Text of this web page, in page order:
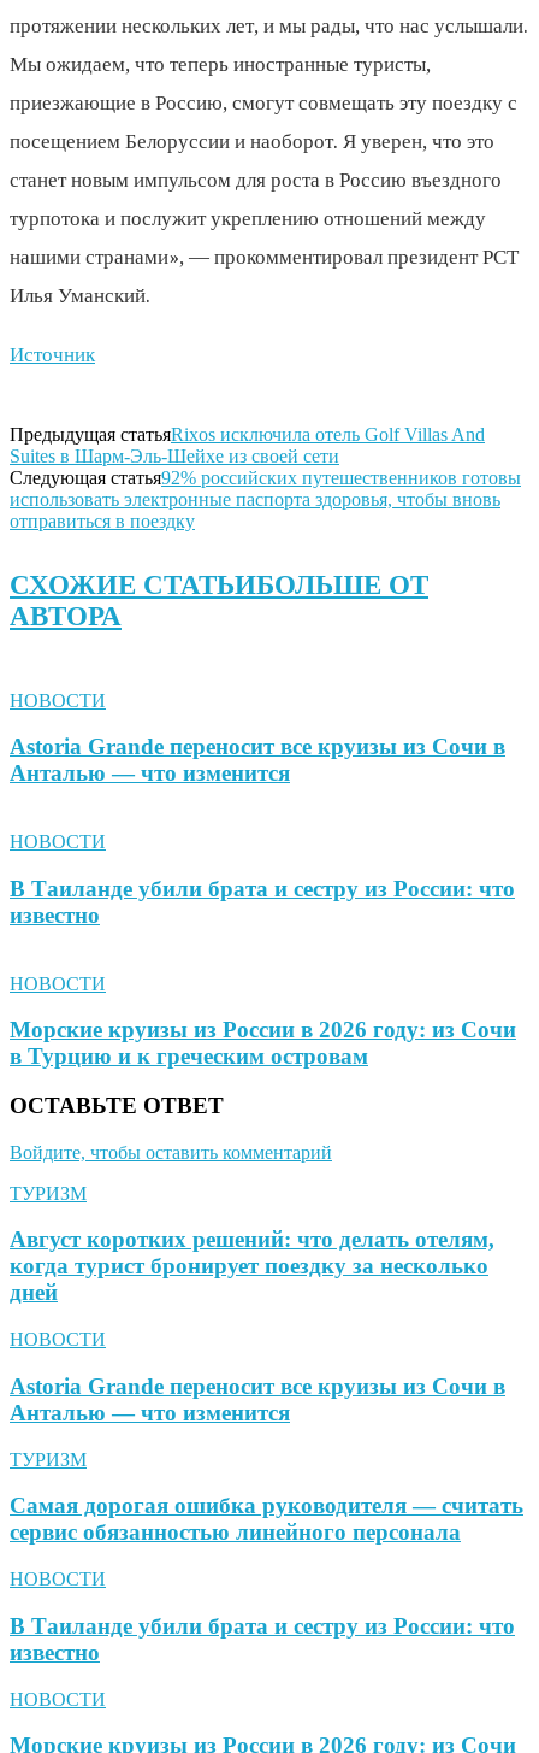
протяжении нескольких лет, и мы рады, что нас услышали.
Мы ожидаем, что теперь иностранные туристы,
приезжающие в Россию, смогут совмещать эту поездку с
посещением Белоруссии и наоборот. Я уверен, что это
станет новым импульсом для роста в Россию въездного
турпотока и послужит укреплению отношений между
нашими странами», — прокомментировал президент РСТ
Илья Уманский.
Источник
Предыдущая статьяRixos исключила отель Golf Villas And
Suites в Шарм-Эль-Шейхе из своей сети
Следующая статья92% российских путешественников готовы
использовать электронные паспорта здоровья, чтобы вновь
отправиться в поездку
СХОЖИЕ СТАТЬИБОЛЬШЕ ОТ
АВТОРА
НОВОСТИ
Astoria Grande переносит все круизы из Сочи в
Анталью — что изменится
НОВОСТИ
В Таиланде убили брата и сестру из России: что
известно
НОВОСТИ
Морские круизы из России в 2026 году: из Сочи
в Турцию и к греческим островам
ОСТАВЬТЕ ОТВЕТ
Войдите, чтобы оставить комментарий
ТУРИЗМ
Август коротких решений: что делать отелям,
когда турист бронирует поездку за несколько
дней
НОВОСТИ
Astoria Grande переносит все круизы из Сочи в
Анталью — что изменится
ТУРИЗМ
Самая дорогая ошибка руководителя — считать
сервис обязанностью линейного персонала
НОВОСТИ
В Таиланде убили брата и сестру из России: что
известно
НОВОСТИ
Морские круизы из России в 2026 году: из Сочи